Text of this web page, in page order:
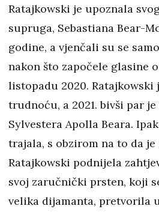
Ratajkowski je upoznala
supruga, Sebastiana Bear-
godine, a vjenčali su se
nakon što započele glasine
listopadu 2020. Ratajkowski
trudnoću, a 2021. bivši par
Sylvestera Apolla Beara.
trajala, s obzirom na to da je
Ratajkowski podnijela
svoj zaručnički prsten, koji
velika dijamanta, pretvorila